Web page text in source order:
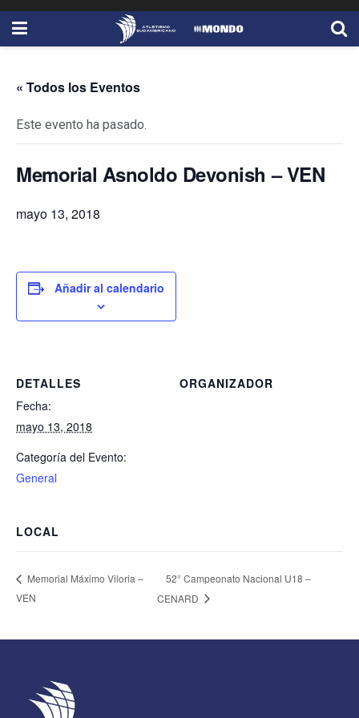
« Todos los Eventos
Este evento ha pasado.
Memorial Asnoldo Devonish – VEN
mayo 13, 2018
Añadir al calendario
DETALLES
Fecha:
mayo 13, 2018
Categoría del Evento:
General
ORGANIZADOR
LOCAL
Memorial Máximo Viloria –
VEN
52° Campeonato Nacional U18 –
CENARD